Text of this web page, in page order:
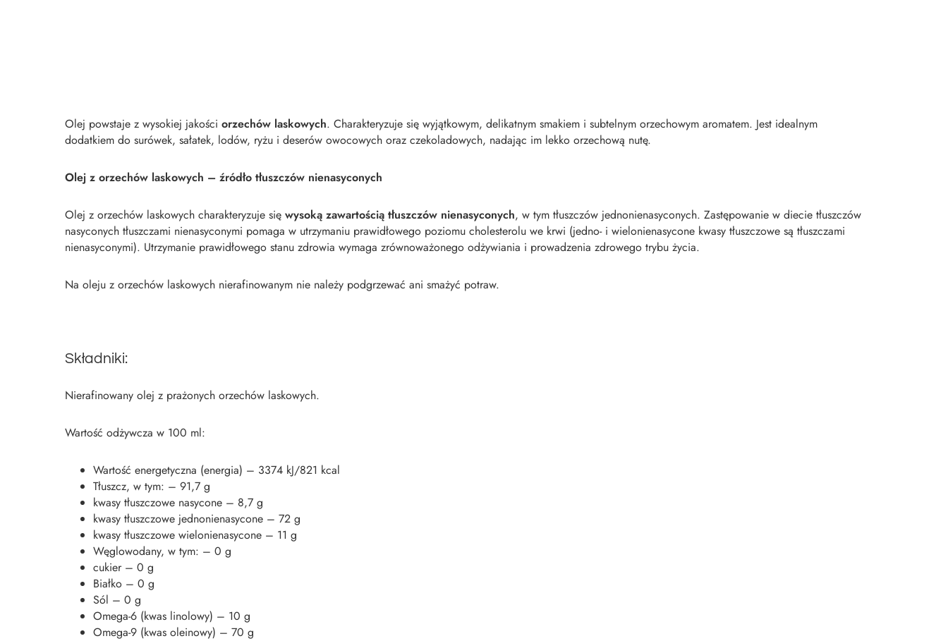
Olej powstaje z wysokiej jakości orzechów laskowych. Charakteryzuje się wyjątkowym, delikatnym smakiem i subtelnym orzechowym aromatem. Jest idealnym
dodatkiem do surówek, sałatek, lodów, ryżu i deserów owocowych oraz czekoladowych, nadając im lekko orzechową nutę.
Olej z orzechów laskowych – źródło tłuszczów nienasyconych
Olej z orzechów laskowych charakteryzuje się wysoką zawartością tłuszczów nienasyconych, w tym tłuszczów jednonienasyconych. Zastępowanie w diecie tłuszczów
nasyconych tłuszczami nienasyconymi pomaga w utrzymaniu prawidłowego poziomu cholesterolu we krwi (jedno- i wielonienasycone kwasy tłuszczowe są tłuszczami
nienasyconymi). Utrzymanie prawidłowego stanu zdrowia wymaga zrównoważonego odżywiania i prowadzenia zdrowego trybu życia.
Na oleju z orzechów laskowych nierafinowanym nie należy podgrzewać ani smażyć potraw.
Składniki:
Nierafinowany olej z prażonych orzechów laskowych.
Wartość odżywcza w 100 ml:
Wartość energetyczna (energia) – 3374 kJ/821 kcal
Tłuszcz, w tym: – 91,7 g
kwasy tłuszczowe nasycone – 8,7 g
kwasy tłuszczowe jednonienasycone – 72 g
kwasy tłuszczowe wielonienasycone – 11 g
Węglowodany, w tym: – 0 g
cukier – 0 g
Białko – 0 g
Sól – 0 g
Omega-6 (kwas linolowy) – 10 g
Omega-9 (kwas oleinowy) – 70 g